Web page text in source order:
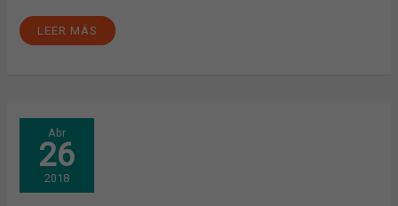
LEER MÁS
Abr
26
2018
FARMACÉUTICOS,
MÉDICOS,
ENFERMERAS
Y
ODONTÓLOGOS
FIRMAN
UN